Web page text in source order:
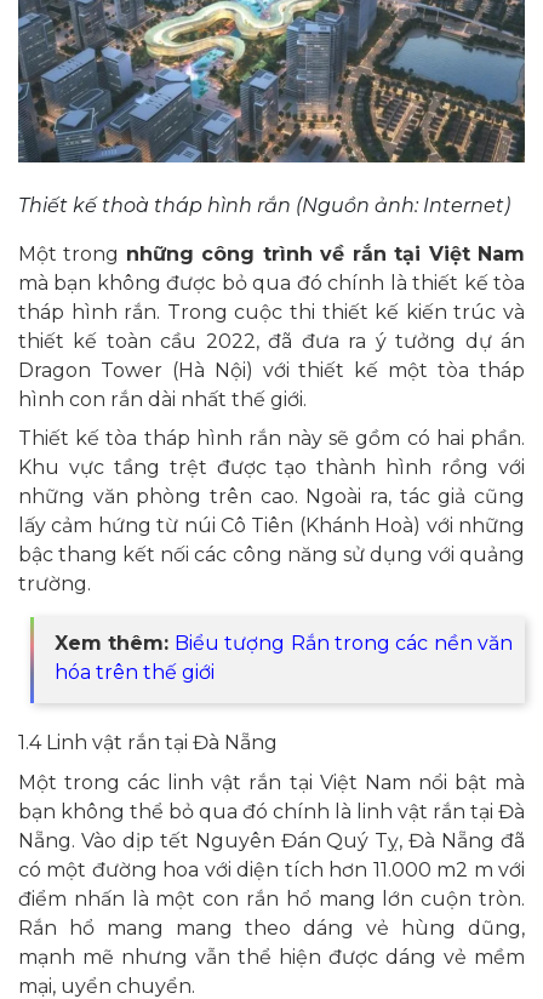
Thiết kế thoà tháp hình rắn (Nguồn ảnh: Internet)
Một trong những công trình về rắn tại Việt Nam
mà bạn không được bỏ qua đó chính là thiết kế tòa
tháp hình rắn. Trong cuộc thi thiết kế kiến trúc và
thiết kế toàn cầu 2022, đã đưa ra ý tưởng dự án
Dragon Tower (Hà Nội) với thiết kế một tòa tháp
hình con rắn dài nhất thế giới.
Thiết kế tòa tháp hình rắn này sẽ gồm có hai phần.
Khu vực tầng trệt được tạo thành hình rồng với
những văn phòng trên cao. Ngoài ra, tác giả cũng
lấy cảm hứng từ núi Cô Tiên (Khánh Hoà) với những
bậc thang kết nối các công năng sử dụng với quảng
trường.
Xem thêm: Biểu tượng Rắn trong các nền văn
hóa trên thế giới
1.4 Linh vật rắn tại Đà Nẵng
Một trong các linh vật rắn tại Việt Nam nổi bật mà
bạn không thể bỏ qua đó chính là linh vật rắn tại Đà
Nẵng. Vào dịp tết Nguyên Đán Quý Tỵ, Đà Nẵng đã
có một đường hoa với diện tích hơn 11.000 m2 m với
điểm nhấn là một con rắn hổ mang lớn cuộn tròn.
Rắn hổ mang mang theo dáng vẻ hùng dũng,
mạnh mẽ nhưng vẫn thể hiện được dáng vẻ mềm
mại, uyển chuyển.